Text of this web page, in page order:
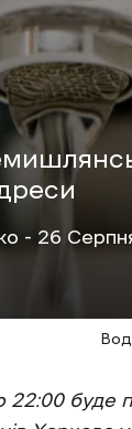
- 26
22:00 буде